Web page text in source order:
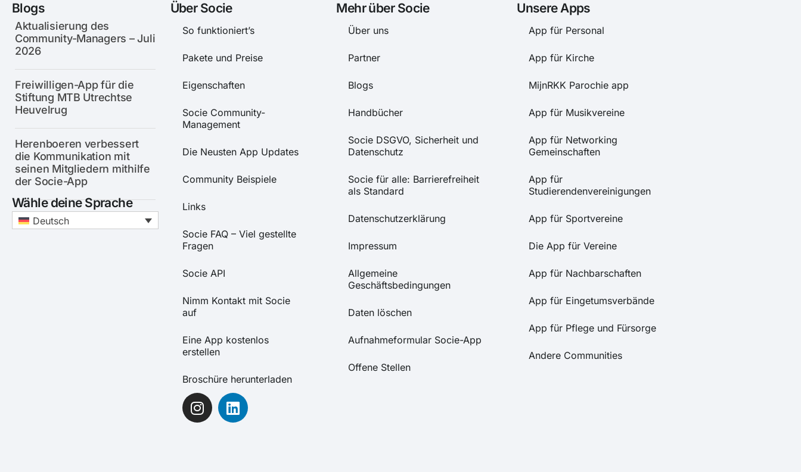
Blogs
Aktualisierung des
Community-Managers – Juli
2026
Freiwilligen-App für die
Stiftung MTB Utrechtse
Heuvelrug
Herenboeren verbessert
die Kommunikation mit
seinen Mitgliedern mithilfe
der Socie-App
Wähle deine Sprache
Deutsch
Über Socie
So funktioniert’s
Pakete und Preise
Eigenschaften
Socie Community-
Management
Die Neusten App Updates
Community Beispiele
Links
Socie FAQ – Viel gestellte
Fragen
Socie API
Nimm Kontakt mit Socie
auf
Eine App kostenlos
erstellen
Broschüre herunterladen
Mehr über Socie
Über uns
Partner
Blogs
Handbücher
Socie DSGVO, Sicherheit und
Datenschutz
Socie für alle: Barrierefreiheit
als Standard
Datenschutzerklärung
Impressum
Allgemeine
Geschäftsbedingungen
Daten löschen
Aufnahmeformular Socie-App
Offene Stellen
Unsere Apps
App für Personal
App für Kirche
MijnRKK Parochie app
App für Musikvereine
App für Networking
Gemeinschaften
App für
Studierendenvereinigungen
App für Sportvereine
Die App für Vereine
App für Nachbarschaften
App für Eingetumsverbände
App für Pflege und Fürsorge
Andere Communities